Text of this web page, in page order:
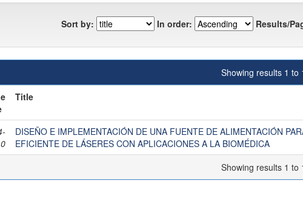
Sort by: In order: Results/
Showing results 1 to
Title
DISEÑO E IMPLEMENTACIÓN DE UNA FUENTE DE ALIMENTACIÓN
EFICIENTE DE LÁSERES CON APLICACIONES A LA BIOMÉDICA
Showing results 1 to